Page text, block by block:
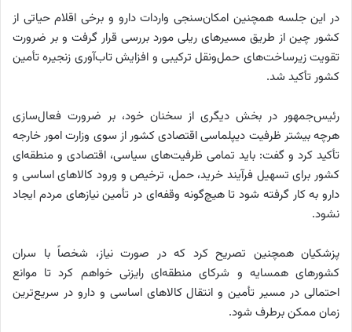
در این جلسه همچنین امکان‌سنجی واردات دارو و برخی اقلام حیاتی از
کشور چین از طریق مسیرهای ریلی مورد بررسی قرار گرفت و بر ضرورت
تقویت زیرساخت‌های حمل‌ونقل ترکیبی و افزایش تاب‌آوری زنجیره تأمین
کشور تأکید شد.
رئیس‌جمهور در بخش دیگری از سخنان خود، بر ضرورت فعال‌سازی
هرچه بیشتر ظرفیت دیپلماسی اقتصادی کشور از سوی وزارت امور خارجه
تأکید کرد و گفت: باید تمامی ظرفیت‌های سیاسی، اقتصادی و منطقه‌ای
کشور برای تسهیل فرآیند خرید، حمل، ترخیص و ورود کالاهای اساسی و
دارو به کار گرفته شود تا هیچ‌گونه وقفه‌ای در تأمین نیازهای مردم ایجاد
نشود.
پزشکیان همچنین تصریح کرد که در صورت نیاز، شخصاً با سران
کشورهای همسایه و شرکای منطقه‌ای رایزنی خواهم کرد تا موانع
احتمالی در مسیر تأمین و انتقال کالاهای اساسی و دارو در سریع‌ترین
زمان ممکن برطرف شود.